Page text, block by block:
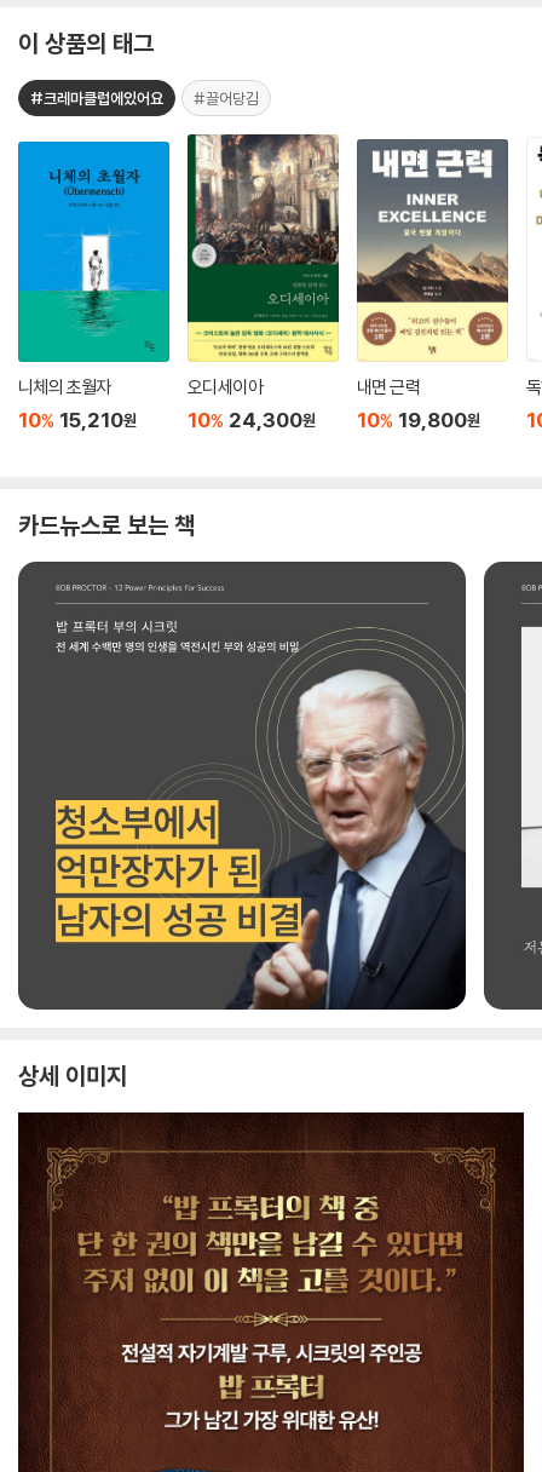
이 상품의 태그
#크레마클럽에있어요 #끌어당김
니체의 초월자
10% 15,210원
오디세이아
10% 24,300원
내면 근력
10% 19,800원
카드뉴스로 보는 책
상세 이미지